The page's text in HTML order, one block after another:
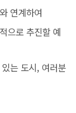
연계하여
으로 추진할 예
는 도시, 여러분